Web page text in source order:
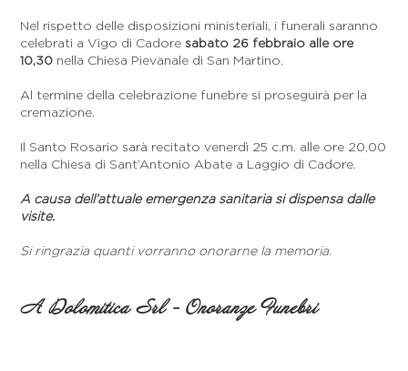
Nel rispetto delle disposizioni ministeriali, i funerali saranno
celebrati a Vigo di Cadoresabato 26 febbraio alle ore
10,30 nella Chiesa Pievanale di San Martino.
Al termine della celebrazione funebre si proseguirà per la
cremazione.
Il Santo Rosario sarà recitato venerdì 25 c.m. alle ore 20,00
nella Chiesa di Sant’Antonio Abate a Laggio di Cadore.
A causa dell’attuale emergenza sanitaria si dispensa dalle
visite.
Si ringrazia quanti vorranno onorarne la memoria.
A Dolomitica Srl - Onoranze Funebri